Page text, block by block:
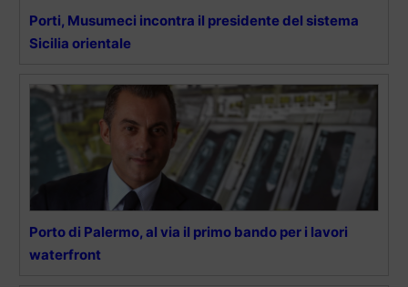
Porti, Musumeci incontra il presidente del sistema
Sicilia orientale
Porto di Palermo, al via il primo bando per i lavori
waterfront